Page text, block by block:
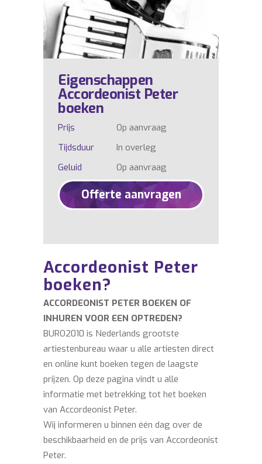
Eigenschappen
Accordeonist Peter
boeken
Prijs
Op aanvraag
Tijdsduur
In overleg
Geluid
Op aanvraag
Offerte aanvragen
Accordeonist Peter
boeken?
ACCORDEONIST PETER BOEKEN OF
INHUREN VOOR EEN OPTREDEN?
BURO2010 is Nederlands grootste
artiestenbureau waar u alle artiesten direct
en online kunt boeken tegen de laagste
prijzen. Op deze pagina vindt u alle
informatie met betrekking tot het boeken
van Accordeonist Peter.
Wij informeren u binnen één dag over de
beschikbaarheid en de prijs van Accordeonist
Peter.